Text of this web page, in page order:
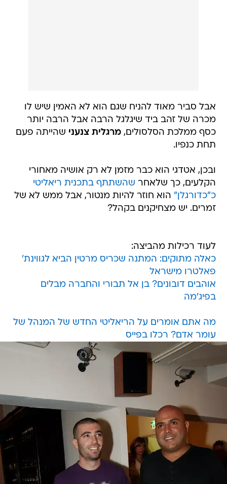
אבל סביר מאוד להניח שגם הוא לא האמין שיש לו
מכרה של זהב ביד שיגלגל הרבה אבל הרבה יותר
כסף ממלכת הסלסולים,מרגלית צנעני שהייתה פעם
תחת כנפיו.
ובכן, אטדגי הוא כבר מזמן לא רק אושיה מאחורי
הקלעים, כך שלאחר שהשתתף בתכנית ריאליטי
כ"כדורגלן" הוא חוזר להיות מנטור, אבל ממש לא של
זמרים. יש מצחיקנים בקהל?
לעוד רכילות מהביצה:
כאלה מתוקים: המתנה שכריס מרטין הביא לגווינת'
פאלטרו מישראל
אוהבים דובונים? בן אל תבורי והחברה מבלים
בפיג'מה
מה אתם אומרים על הריאליטי החדש של המנהל של
עומר אדם? רכלו בפייס